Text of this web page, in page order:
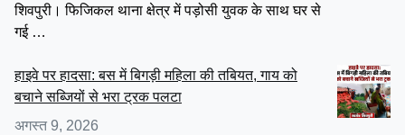
शिवपुरी। फिजिकल थाना क्षेत्र में पड़ोसी युवक के साथ घर से
गई …
हाइवे पर हादसा: बस में बिगड़ी महिला की तबियत, गाय को
बचाने सब्जियों से भरा ट्रक पलटा
अगस्त 9, 2026